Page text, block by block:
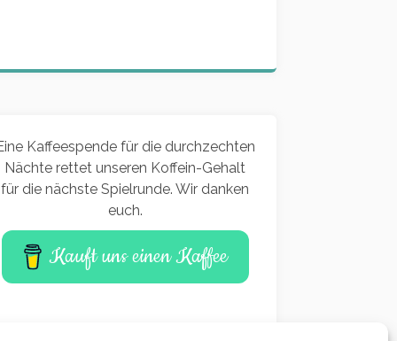
Kaffeespende für die durchzechten
Nächte rettet unseren Koffein-Gehalt
für die nächste Spielrunde. Wir danken
euch.
Kauft uns einen Kaffee